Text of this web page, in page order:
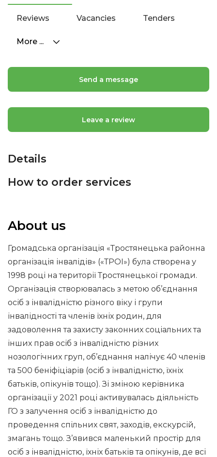
Reviews Vacancies Tenders
More ...
About us
Громадська організація «Тростянецька районна
організація інвалідів» («ТРОІ») була створена у
1998 році на території Тростянецької громади.
Організація створювалась з метою об’єднання
осіб з інвалідністю різного віку і групи
інвалідності та членів їхніх родин, для
задоволення та захисту законних соціальних та
інших прав осіб з інвалідністю різних
нозологічних груп, об’єднання налічує 40 членів
та 500 беніфіціарів (осіб з інвалідністю, їхніх
батьків, опікунів тощо). Зі зміною керівника
організації у 2021 році активувалась діяльність
ГО з залучення осіб з інвалідністю до
проведення спільних свят, заходів, екскурсій,
змагань тощо. З’явився маленький простір для
осіб з інвалідністю, їхніх батьків та опікунів, де всі
Send a message
Leave a review
Details
How to order services